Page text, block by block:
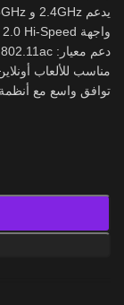
يدعم 2.4GHz و 5GHz لسرعة أعلى وتقليل التداخل (حسب الراوتر).
واجهة USB 2.0 Hi‑Speed للتوصيل والتشغيل على الكمبيوتر/اللابتوب.
دعم معيار: IEEE 802.11ac.
مناسب للألعاب
توافق واسع مع